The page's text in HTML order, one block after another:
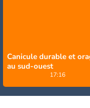
Canicule durable et
au sud-ouest
17:16